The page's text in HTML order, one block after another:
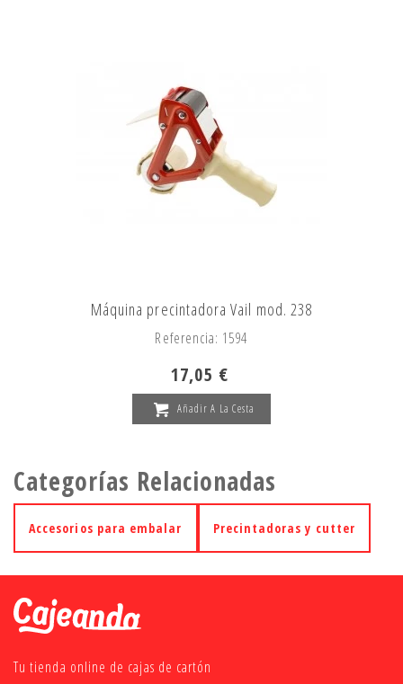
Máquina precintadora Vail mod. 238
Referencia: 1594
17,05 €
Añadir A La Cesta
Categorías Relacionadas
Accesorios para embalar Precintadoras y cutter
Tu tienda online de cajas de cartón